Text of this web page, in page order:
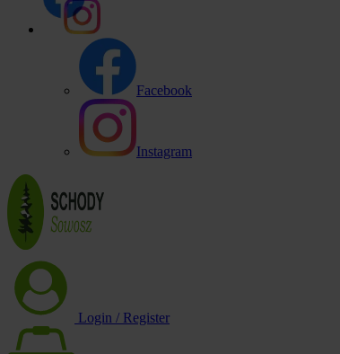
Facebook
Instagram
Login / Register